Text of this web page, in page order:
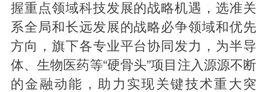
握重点领域科技发展的战略机遇，选准关
系全局和长远发展的战略必争领域和优先
方向，旗下各专业平台协同发力，为半导
体、生物医药等“硬骨头”项目注入源源不断
的金融动能，助力实现关键技术重大突